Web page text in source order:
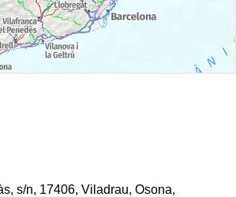
s/n, 17406, Viladrau, Osona,